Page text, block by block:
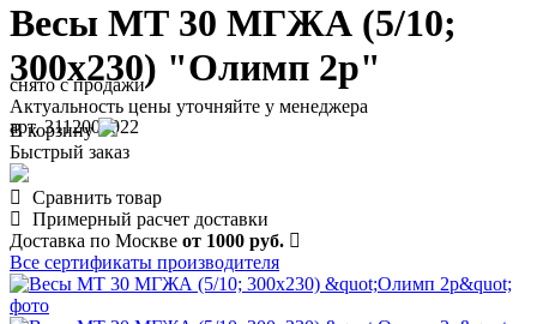
Весы МТ 30 МГЖА (5/10;
300х230) "Олимп 2р"
арт. 3112000022
снято с продажи
Актуальность цены уточняйте у менеджера
В корзину
Быстрый заказ
Сравнить товар
Примерный расчет доставки
Доставка по Москве от 1000 руб.
Все сертификаты производителя